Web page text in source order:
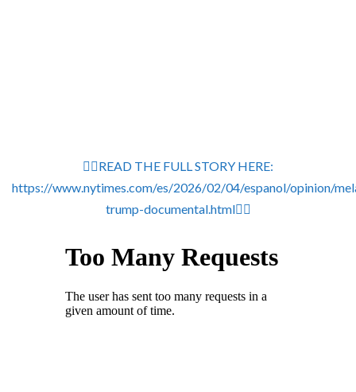
👉🏽READ THE FULL STORY HERE:
https://www.nytimes.com/es/2026/02/04/espanol/opinion/
trump-documental.html👈🏽